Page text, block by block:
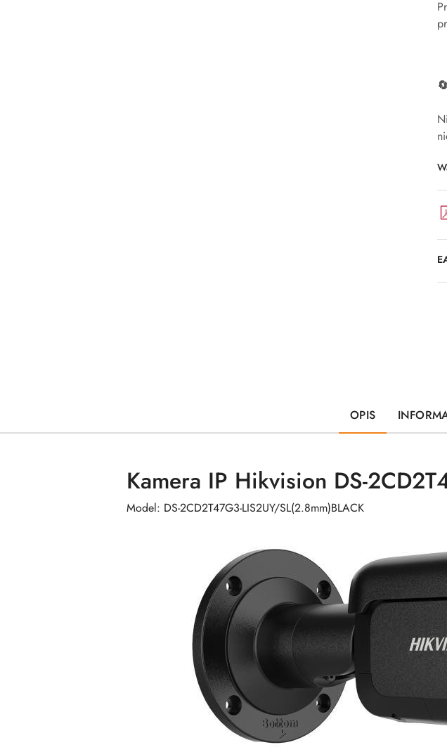
OPIS
Kamera IP Hikvision DS-
Model: DS-2CD2T47G3-LIS2UY/SL(2.8mm)BLACK